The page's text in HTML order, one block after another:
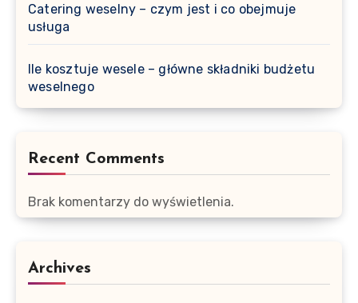
Catering weselny – czym jest i co obejmuje
usługa
Ile kosztuje wesele – główne składniki budżetu
weselnego
Recent Comments
Brak komentarzy do wyświetlenia.
Archives